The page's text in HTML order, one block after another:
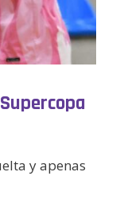
y apenas